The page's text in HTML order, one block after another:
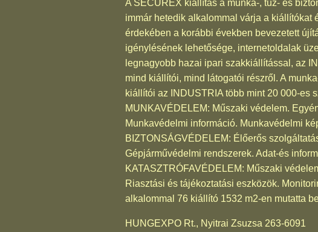
A SECUREX kiállítás a munka-, tűz- és
immár hetedik alkalommal várja a kiállítókat
érdekében a korábbi években bevezetett
igénylésének lehetősége, internetoldalak
legnagyobb hazai ipari szakkiállítással, az
mind kiállítói, mind látogatói részről. A
kiállítói az INDUSTRIA több mint 20 000-es
MUNKAVÉDELEM: Műszaki védelem.
Munkavédelmi információ. Munkavédelmi
BIZTONSÁGVÉDELEM: Élőerős
Gépjárművédelmi rendszerek. Adat-és
KATASZTRÓFAVÉDELEM: Műszaki
Riasztási és tájékoztatási eszközök.
alkalommal 76 kiállító 1532 m2-en mutatta
HUNGEXPO Rt., Nyitrai Zsuzsa 263-6091